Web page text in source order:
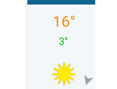
piatok 07. 08.
16°
3°